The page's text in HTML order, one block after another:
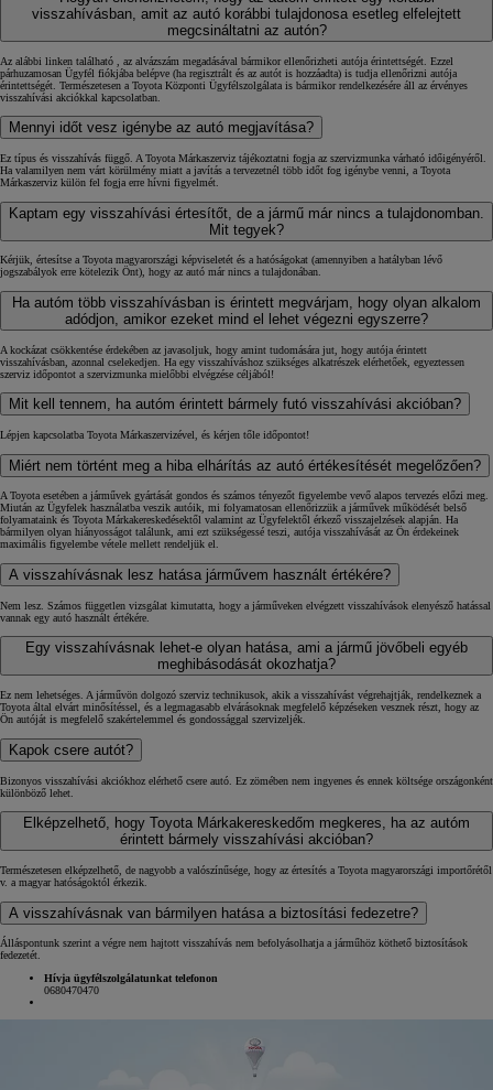
visszahívásban, amit az autó korábbi tulajdonosa esetleg elfelejtett
megcsináltatni az autón?
Az alábbi linken található , az alvázszám megadásával bármikor ellenőrizheti autója érintettségét. Ezzel
párhuzamosan Ügyfél fiókjába belépve (ha regisztrált és az autót is hozzáadta) is tudja ellenőrizni autója
érintettségét. Természetesen a Toyota Központi Ügyfélszolgálata is bármikor rendelkezésére áll az érvényes
visszahívási akciókkal kapcsolatban.
Mennyi időt vesz igénybe az autó megjavítása?
Ez típus és visszahívás függő. A Toyota Márkaszerviz tájékoztatni fogja az szervizmunka várható időigényéről.
Ha valamilyen nem várt körülmény miatt a javítás a tervezetnél több időt fog igénybe venni, a Toyota
Márkaszerviz külön fel fogja erre hívni figyelmét.
Kaptam egy visszahívási értesítőt, de a jármű már nincs a tulajdonomban.
Mit tegyek?
Kérjük, értesítse a Toyota magyarországi képviseletét és a hatóságokat (amennyiben a hatályban lévő
jogszabályok erre kötelezik Önt), hogy az autó már nincs a tulajdonában.
Ha autóm több visszahívásban is érintett megvárjam, hogy olyan alkalom
adódjon, amikor ezeket mind el lehet végezni egyszerre?
A kockázat csökkentése érdekében az javasoljuk, hogy amint tudomására jut, hogy autója érintett
visszahívásban, azonnal cselekedjen. Ha egy visszahíváshoz szükséges alkatrészek elérhetőek, egyeztessen
szerviz időpontot a szervizmunka mielőbbi elvégzése céljából!
Mit kell tennem, ha autóm érintett bármely futó visszahívási akcióban?
Lépjen kapcsolatba Toyota Márkaszervizével, és kérjen tőle időpontot!
Miért nem történt meg a hiba elhárítás az autó értékesítését megelőzően?
A Toyota esetében a járművek gyártását gondos és számos tényezőt figyelembe vevő alapos tervezés előzi meg.
Miután az Ügyfelek használatba veszik autóik, mi folyamatosan ellenőrizzük a járművek működését belső
folyamataink és Toyota Márkakereskedésektől valamint az Ügyfelektől érkező visszajelzések alapján. Ha
bármilyen olyan hiányosságot találunk, ami ezt szükségessé teszi, autója visszahívását az Ön érdekeinek
maximális figyelembe vétele mellett rendeljük el.
A visszahívásnak lesz hatása járművem használt értékére?
Nem lesz. Számos független vizsgálat kimutatta, hogy a járműveken elvégzett visszahívások elenyésző hatással
vannak egy autó használt értékére.
Egy visszahívásnak lehet-e olyan hatása, ami a jármű jövőbeli egyéb
meghibásodását okozhatja?
Ez nem lehetséges. A járművön dolgozó szerviz technikusok, akik a visszahívást végrehajtják, rendelkeznek a
Toyota által elvárt minősítéssel, és a legmagasabb elvárásoknak megfelelő képzéseken vesznek részt, hogy az
Ön autóját is megfelelő szakértelemmel és gondossággal szervizeljék.
Kapok csere autót?
Bizonyos visszahívási akciókhoz elérhető csere autó. Ez zömében nem ingyenes és ennek költsége országonként
különböző lehet.
Elképzelhető, hogy Toyota Márkakereskedőm megkeres, ha az autóm
érintett bármely visszahívási akcióban?
Természetesen elképzelhető, de nagyobb a valószínűsége, hogy az értesítés a Toyota magyarországi importőrétől
v. a magyar hatóságoktól érkezik.
A visszahívásnak van bármilyen hatása a biztosítási fedezetre?
Álláspontunk szerint a végre nem hajtott visszahívás nem befolyásolhatja a járműhöz köthető biztosítások
fedezetét.
Hívja ügyfélszolgálatunkat telefonon
0680470470